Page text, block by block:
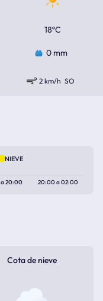
18ºC
0 mm
2 km/h SO
NIEVE
a20:00 20:00a02:00
Cota de nieve